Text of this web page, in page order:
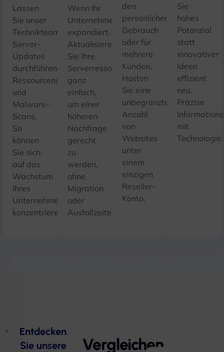
Lassen
Sie unser
Technikteam
Server-
Updates
durchführen,
Ressourcenoptimierung,
und
Malware-
Scans,
So
können
Sie sich
auf das
Wachstum
Ihres
Unternehmens
konzentrieren.
Wenn Ihr
Unternehmen
expandiert,
Aktualisieren
Sie Ihre
Serverressourcen
ganz
einfach,
um einer
höheren
Nachfrage
gerecht
zu
werden,
ohne
Migration
oder
Ausfallzeiten.
den
persönlichen
Gebrauch
oder für
mehrere
Kunden,
Hosten
Sie eine
unbegrenzte
Anzahl
von
Websites
unter
einem
einzigen
Reseller-
Konto.
Sie
hohes
Potenzial
statt
innovativer
Ideen
effizient
neu.
Präzise
mit
Technologie
Entdecken
Sie unsere
Vergleichen